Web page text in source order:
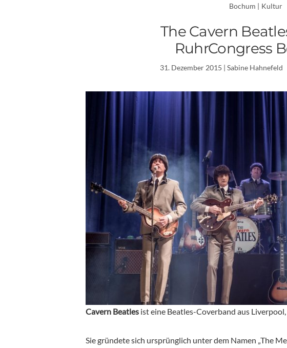
Bochum | Kultur
The Cavern
RuhrCongress
31. Dezember 2015 | Sabine Hahnefeld
Cavern Beatles ist eine Beatles-Coverband aus
Sie gründete sich ursprünglich unter dem Namen „The